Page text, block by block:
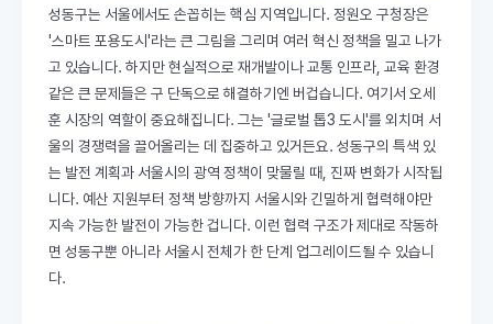
성동구는 서울에서도 손꼽히는 핵심 지역입니다. 정원오 구청장은
'스마트 포용도시'라는 큰 그림을 그리며 여러 혁신 정책을 밀고 나가
고 있습니다. 하지만 현실적으로 재개발이나 교통 인프라, 교육 환경
같은 큰 문제들은 구 단독으로 해결하기엔 버겁습니다. 여기서 오세
훈 시장의 역할이 중요해집니다. 그는 '글로벌 톱3 도시'를 외치며 서
울의 경쟁력을 끌어올리는 데 집중하고 있거든요. 성동구의 특색 있
는 발전 계획과 서울시의 광역 정책이 맞물릴 때, 진짜 변화가 시작됩
니다. 예산 지원부터 정책 방향까지 서울시와 긴밀하게 협력해야만
지속 가능한 발전이 가능한 겁니다. 이런 협력 구조가 제대로 작동하
면 성동구뿐 아니라 서울시 전체가 한 단계 업그레이드될 수 있습니
다.